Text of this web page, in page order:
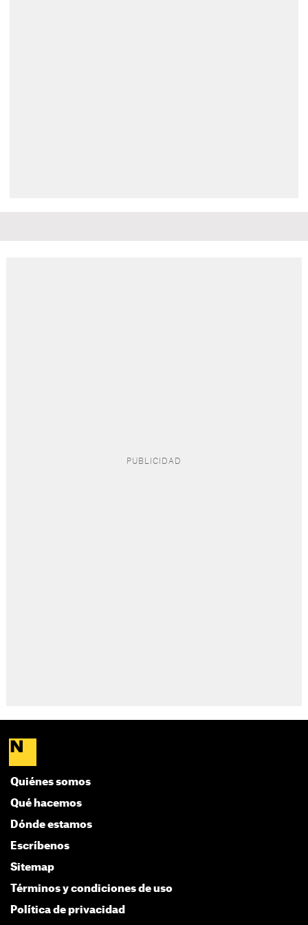
Quiénes somos
Qué hacemos
Dónde estamos
Escríbenos
Sitemap
Términos y condiciones de uso
Política de privacidad